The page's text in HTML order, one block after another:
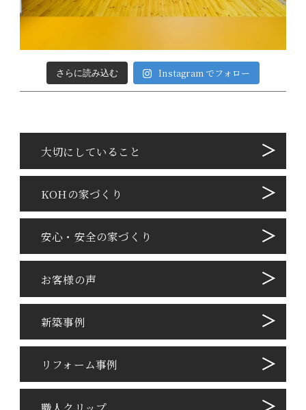
さらに読み込む Instagram でフォロー
⼤切にしていること
KOHの家づくり
安心・安全の家づくり
お客様の声
新築事例
リフォーム事例